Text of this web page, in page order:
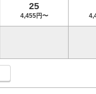
25
4,455円〜